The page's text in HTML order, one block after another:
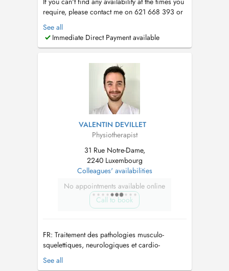
require, please contact me on 621 668 393 or
per mail
vous ne trouvez pas de disponibilités aux
horaires souhaitées, veuillez me contacter au
kinesitherapie.stein@gmail.com. Wenn Si...
See all
Immediate Direct Payment available
VALENTIN DEVILLET
Physiotherapist
31 Rue Notre-Dame,
2240 Luxembourg
Colleagues' availabilities
No appointments available online
Call to book
FR: Traitement des pathologies musculo-
squelettiques, neurologiques et cardio-
respiratoires. Thérapie Manuelle. Bilan
fonctionnel et diagnostique. Thérapie par
See all